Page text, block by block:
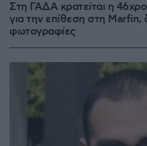
Στη ΓΑΔΑ κρατείται η
για την επίθεση στη Marfin,
φωτογραφίες